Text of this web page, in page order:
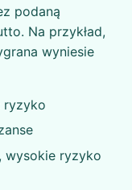
podaną
Na przykład,
wyniesie
ryzyko
wysokie ryzyko